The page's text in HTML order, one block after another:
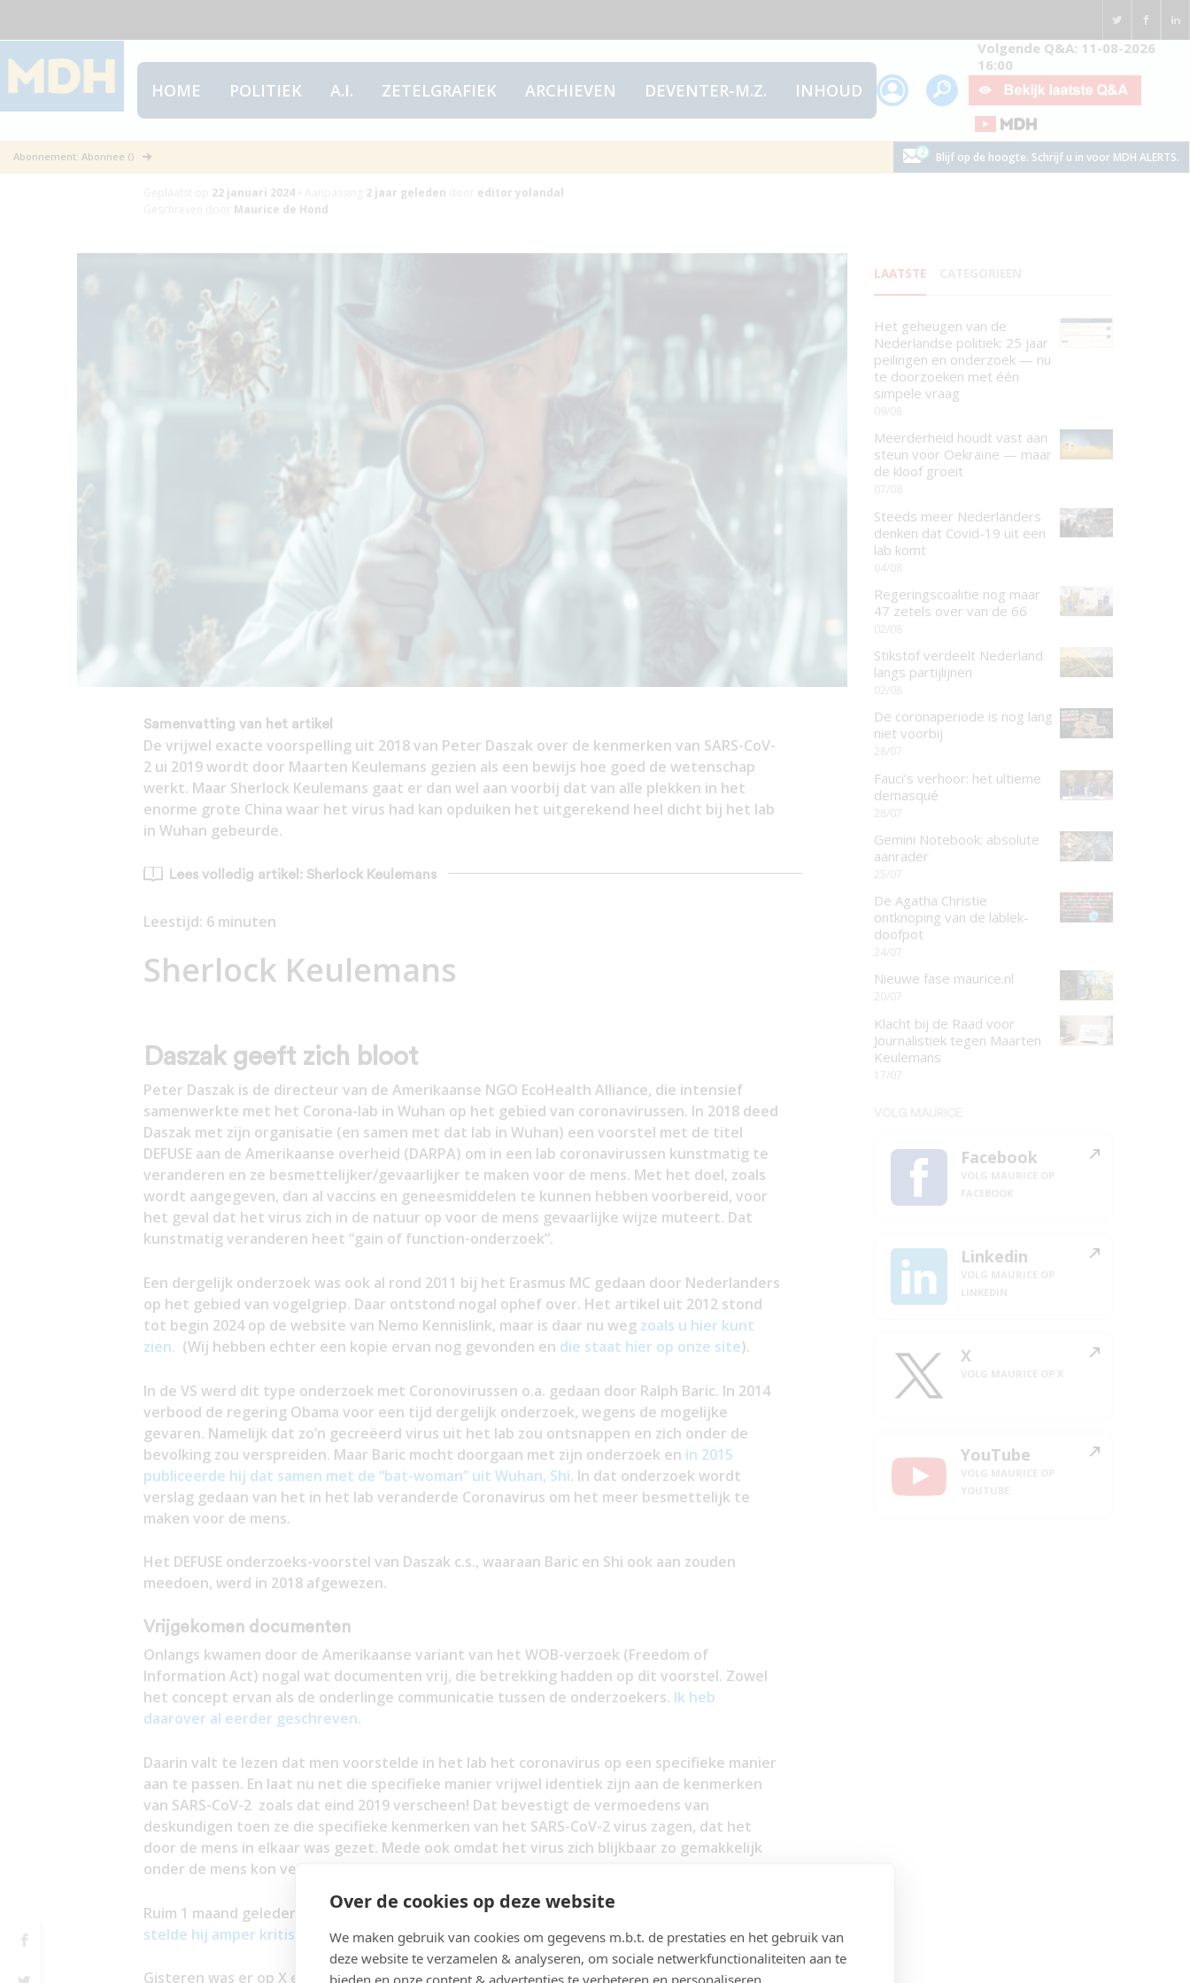
Over de cookies op deze website
We maken gebruik van cookies om gegevens m.b.t. de prestaties en het gebruik van
deze website te verzamelen & analyseren, om sociale netwerkfunctionaliteiten aan te
bieden en onze content & advertenties te verbeteren en personaliseren.
HOME POLITIEK A.I. ZETELGRAFIEK ARCHIEVEN DEVENTER-M.Z. INHOUD
Volgende Q&A: 11-08-2026
16:00
Abonnement: Abonnee () Blijf op de hoogte. Schrijf u in voor MDH ALERTS.
Sherlock Keulemans
22 januari 2024• 2 jaar geleden
editor yolandal
Maurice de Hond
Samenvatting van het artikel
De vrijwel exacte voorspelling uit 2018 van Peter Daszak over de kenmerken van SARS-CoV-
2 ui 2019 wordt door Maarten Keulemans gezien als een bewijs hoe goed de wetenschap
werkt. Maar Sherlock Keulemans gaat er dan wel aan voorbij dat van alle plekken in het
enorme grote China waar het virus had kan opduiken het uitgerekend heel dicht bij het lab
in Wuhan gebeurde.
Lees volledig artikel: Sherlock Keulemans
Leestijd: 6 minuten
Sherlock Keulemans
Daszak geeft zich bloot
Peter Daszak is de directeur van de Amerikaanse NGO EcoHealth Alliance, die intensief
samenwerkte met het Corona-lab in Wuhan op het gebied van coronavirussen. In 2018 deed
Daszak met zijn organisatie (en samen met dat lab in Wuhan) een voorstel met de titel
DEFUSE aan de Amerikaanse overheid (DARPA) om in een lab coronavirussen kunstmatig te
veranderen en ze besmettelijker/gevaarlijker te maken voor de mens. Met het doel, zoals
wordt aangegeven, dan al vaccins en geneesmiddelen te kunnen hebben voorbereid, voor
het geval dat het virus zich in de natuur op voor de mens gevaarlijke wijze muteert. Dat
kunstmatig veranderen heet “gain of function-onderzoek”.
Een dergelijk onderzoek was ook al rond 2011 bij het Erasmus MC gedaan door Nederlanders
op het gebied van vogelgriep. Daar ontstond nogal ophef over. Het artikel uit 2012 stond
tot begin 2024 op de website van Nemo Kennislink, maar is daar nu weg zoals u hier kunt
zien. (Wij hebben echter een kopie ervan nog gevonden en die staat hier op onze site).
In de VS werd dit type onderzoek met Coronovirussen o.a. gedaan door Ralph Baric. In 2014
verbood de regering Obama voor een tijd dergelijk onderzoek, wegens de mogelijke
gevaren. Namelijk dat zo’n gecreëerd virus uit het lab zou ontsnappen en zich onder de
bevolking zou verspreiden. Maar Baric mocht doorgaan met zijn onderzoek en in 2015
publiceerde hij dat samen met de “bat-woman” uit Wuhan, Shi. In dat onderzoek wordt
verslag gedaan van het in het lab veranderde Coronavirus om het meer besmettelijk te
maken voor de mens.
Het DEFUSE onderzoeks-voorstel van Daszak c.s., waaraan Baric en Shi ook aan zouden
meedoen, werd in 2018 afgewezen.
Vrijgekomen documenten
Onlangs kwamen door de Amerikaanse variant van het WOB-verzoek (Freedom of
Information Act) nogal wat documenten vrij, die betrekking hadden op dit voorstel. Zowel
het concept ervan als de onderlinge communicatie tussen de onderzoekers. Ik heb
daarover al eerder geschreven.
Daarin valt te lezen dat men voorstelde in het lab het coronavirus op een specifieke manier
aan te passen. En laat nu net die specifieke manier vrijwel identiek zijn aan de kenmerken
van SARS-CoV-2 zoals dat eind 2019 verscheen! Dat bevestigt de vermoedens van
deskundigen toen ze die specifieke kenmerken van het SARS-CoV-2 virus zagen, dat het
door de mens in elkaar was gezet. Mede ook omdat het virus zich blijkbaar zo gemakkelijk
onder de mens kon verspreiden.
Ruim 1 maand geleden had Maarten Keulemans een interview met Peter Daszak.
stelde hij amper kritische vragen en liet zich makkelijk met kluitjes het riet in sturen .
Gisteren was er op X een bijzondere uitwisseling tussen Maarten en Peter Daszak, die veel
LAATSTE
Het geheugen van de
Nederlandse politiek: 25 jaar
peilingen en onderzoek — nu
te doorzoeken met één
simpele vraag
09/08
Meerderheid houdt vast aan
steun voor Oekraïne — maar
de kloof groeit
07/08
Steeds meer Nederlanders
denken dat Covid-19 uit een
lab komt
04/08
Regeringscoalitie nog maar
47 zetels over van de 66
02/08
Stikstof verdeelt Nederland
langs partijlijnen
02/08
De coronaperiode is nog lang
niet voorbij
28/07
Fauci’s verhoor: het ultieme
demasqué
28/07
Gemini Notebook: absolute
aanrader
25/07
De Agatha Christie
ontknoping van de lablek-
doofpot
24/07
Nieuwe fase maurice.nl
20/07
Klacht bij de Raad voor
Journalistiek tegen Maarten
Keulemans
17/07
Facebook
Linkedin
X
YouTube